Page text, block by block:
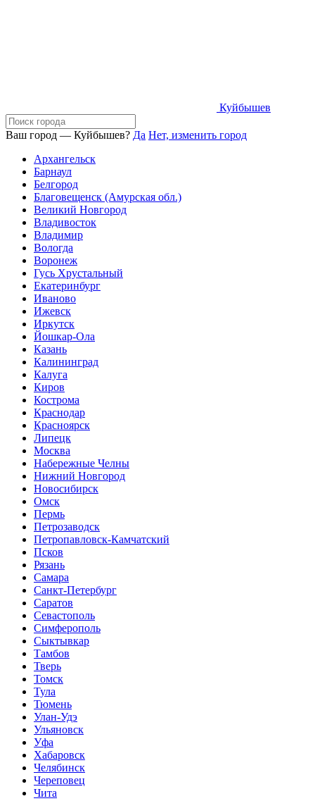
Куйбышев
Ваш город — Куйбышев? Да Нет, изменить город
Архангельск
Барнаул
Белгород
Благовещенск (Амурская обл.)
Великий Новгород
Владивосток
Владимир
Вологда
Воронеж
Гусь Хрустальный
Екатеринбург
Иваново
Ижевск
Иркутск
Йошкар-Ола
Казань
Калининград
Калуга
Киров
Кострома
Краснодар
Красноярск
Липецк
Москва
Набережные Челны
Нижний Новгород
Новосибирск
Омск
Пермь
Петрозаводск
Петропавловск-Камчатский
Псков
Рязань
Самара
Санкт-Петербург
Саратов
Севастополь
Симферополь
Сыктывкар
Тамбов
Тверь
Томск
Тула
Тюмень
Улан-Удэ
Ульяновск
Уфа
Хабаровск
Челябинск
Череповец
Чита